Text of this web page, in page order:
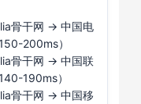
骨干网 → 中国电
200ms）
骨干网 → 中国联
190ms）
骨干网 → 中国移